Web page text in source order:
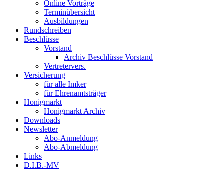
Online Vorträge
Terminübersicht
Ausbildungen
Rundschreiben
Beschlüsse
Vorstand
Archiv Beschlüsse Vorstand
Vertretervers.
Versicherung
für alle Imker
für Ehrenamtsträger
Honigmarkt
Honigmarkt Archiv
Downloads
Newsletter
Abo-Anmeldung
Abo-Abmeldung
Links
D.I.B.-MV